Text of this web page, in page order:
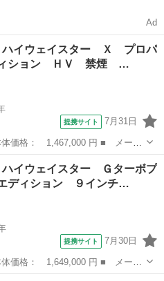
装置 オ
ル （検
Ad
ハイウェイスター Ｘ プロパ
ィション ＨＶ 禁煙 …
提携サイト 7月31日
■ グレード名： ハイウェイ
ィション ＨＶ 禁煙 後期 両側
ハイウェイスター Ｇターボプ
ディション ９インチ…
提携サイト 7月30日
■ グレード名： ハイウェイ